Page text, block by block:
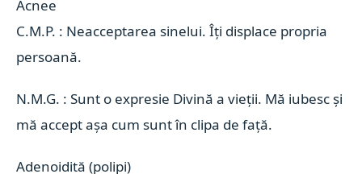
Acnee
C.M.P. : Neacceptarea sinelui. Îți displace propria
persoană.
N.M.G. : Sunt o expresie Divină a vieții. Mă iubesc și
mă accept așa cum sunt în clipa de față.
Adenoidită (polipi)